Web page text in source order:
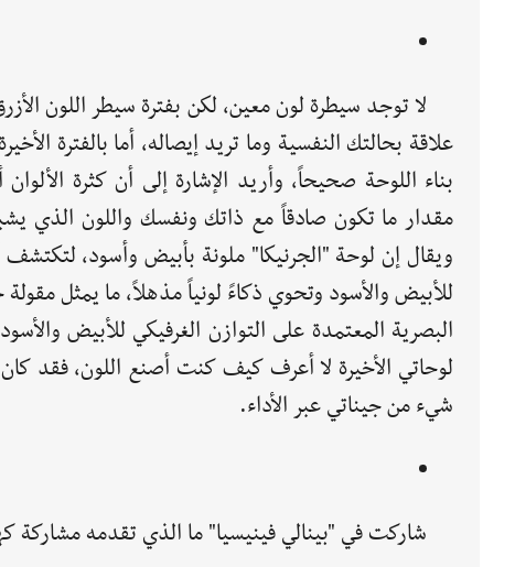
لا توجد سيطرة لون معين، لكن بفترة سيطر اللون
علاقة بحالتك النفسية وما تريد إيصاله، أما بالفترة
بناء اللوحة صحيحاً، وأريد الإشارة إلى أن كثرة
مقدار ما تكون صادقاً مع ذاتك ونفسك واللون الذي
ويقال إن لوحة "الجرنيكا" ملونة بأبيض وأسود،
للأبيض والأسود وتحوي ذكاءً لونياً مذهلاً، ما يمثل
البصرية المعتمدة على التوازن الغرفيكي للأبيض
لوحاتي الأخيرة لا أعرف كيف كنت أصنع اللون، فقد
شيء من جيناتي عبر الأداء.
شاركت في "بينالي فينيسيا" ما الذي تقدمه مشاركة